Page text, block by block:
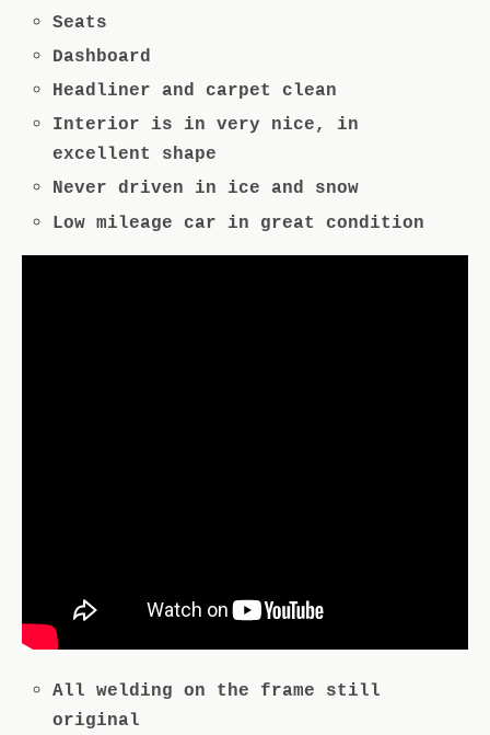
Seats
Dashboard
Headliner and carpet clean
Interior is in very nice, in
excellent shape
Never driven in ice and snow
Low mileage car in great condition
All welding on the frame still
original